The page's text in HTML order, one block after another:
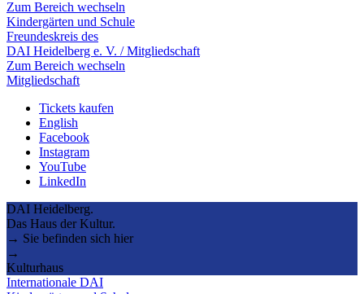
Zum Bereich wechseln
Kindergärten und Schule
Freundeskreis des
DAI Heidelberg e. V. / Mitgliedschaft
Zum Bereich wechseln
Mitgliedschaft
Tickets kaufen
English
Facebook
Instagram
YouTube
LinkedIn
DAI Heidelberg.
Das Haus der Kultur.
→ Sie befinden sich hier
→
Kulturhaus
Internationale DAI